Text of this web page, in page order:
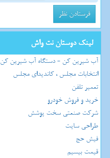
لینک دوستان نت واش
آب شیرین کن - دستگاه آب شیرین کن
انتخابات مجلس ، کاندیدای مجلس
تعمیر تلفن
خرید و فروش خودرو
شرکت صنعتی سخت پوشش
طراحی سایت
فیش حج
قیمت بیسیم